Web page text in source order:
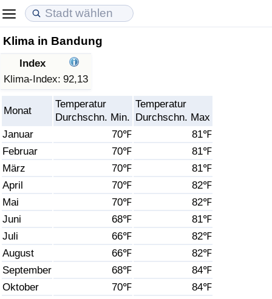
Klima in Bandung
Index
Klima-Index: 92,13
Monat
Temperatur
Durchschn. Min.
Temperatur
Durchschn. Max
Januar
70℉
81℉
Februar
70℉
81℉
März
70℉
81℉
April
70℉
82℉
Mai
70℉
82℉
Juni
68℉
81℉
Juli
66℉
82℉
August
66℉
82℉
September
68℉
84℉
Oktober
70℉
84℉
Lebenshaltungskosten
Lebenshaltungskosten-Index (aktuell)
Lebenshaltungskosten-Index
Lebenshaltungskosten-Index nach Land
in Akaba
Immobilienpreise
Immobilienpreis-Index (aktuell)
Immobilienpreis-Index
Immobilienpreis-Index nach Land
Lebensqualität
Lebensqualität-Index
Lebensqualität-Index (aktuell)
Lebensqualitätsindex nach Land
Kriminalität
Kriminalitäts-Index (aktuell)
Kriminalitäts-Index
Kriminalitätsindex nach Land
Gesundheitsversorgung